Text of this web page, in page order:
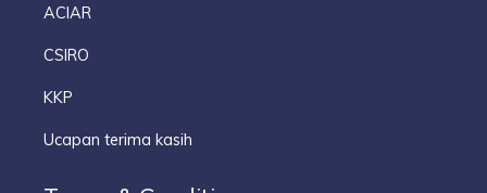
ACIAR
CSIRO
KKP
Ucapan terima kasih